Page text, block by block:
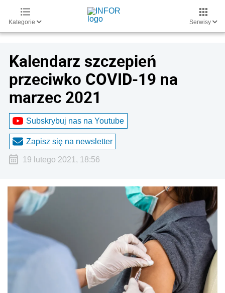
Kategorie Serwisy
Kalendarz szczepień
przeciwko COVID-19 na
marzec 2021
Subskrybuj nas na Youtube
Zapisz się na newsletter
19 lutego 2021, 18:56